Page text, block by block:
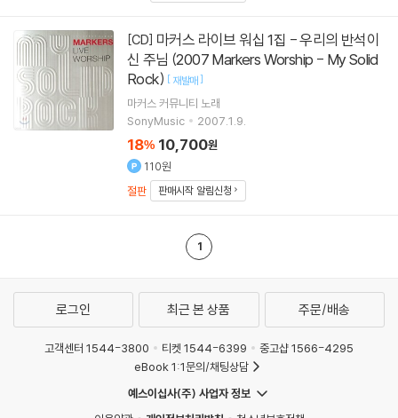
[CD]
신 주님 (2007 Markers Worship - My Solid
Rock) [ 재발매]
마커스 커뮤니티 노래
SonyMusic
2007.1.9.
18% 10,700원
110원
절판
판매시작 알림신청
1
로그인 최근 본 상품 주문/배송
고객센터 1544-3800 티켓 1544-6399
중고샵 1566-4295
eBook 1:1문의/채팅상담
예스이십사(주) 사업자 정보